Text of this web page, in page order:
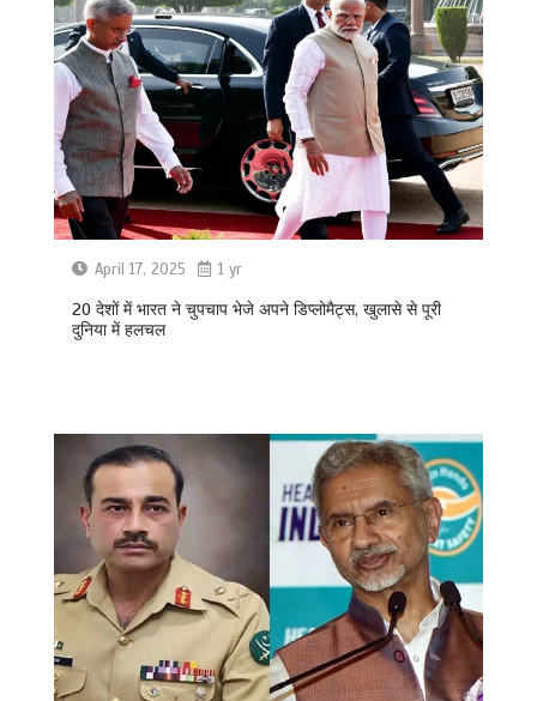
April 17, 2025 1 yr
20 देशों में भारत ने चुपचाप भेजे अपने डिप्लोमैट्स, खुलासे से पूरी
दुनिया में हलचल